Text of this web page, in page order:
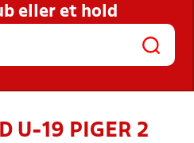
KLUBBER OG
eller et hold
U-19 PIGER 2